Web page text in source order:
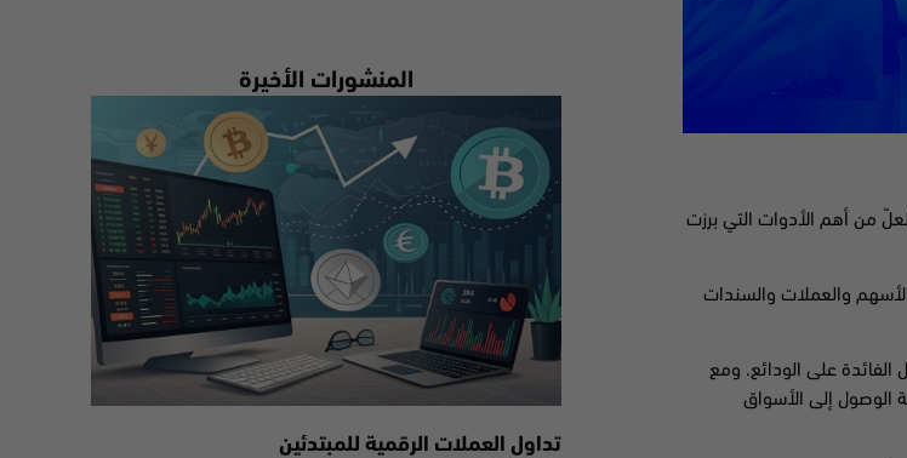
من أهم الأدوات التي برزت
والعملات والسندات
الفائدة على الودائع. ومع
الوصول إلى الأسواق
المنشورات الأخيرة
تداول العملات الرقمية للمبتدئين